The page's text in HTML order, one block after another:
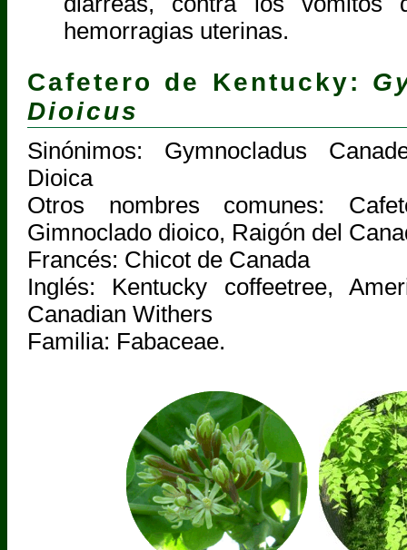
hemorragias uterinas.
Cafetero de Kentucky:
Dioicus
Sinónimos: Gymnocladus
Dioica
Otros nombres comunes:
Gimnoclado dioico, Raigón del
Francés: Chicot de Canada
Inglés: Kentucky coffeetree,
Canadian Withers
Familia: Fabaceae.